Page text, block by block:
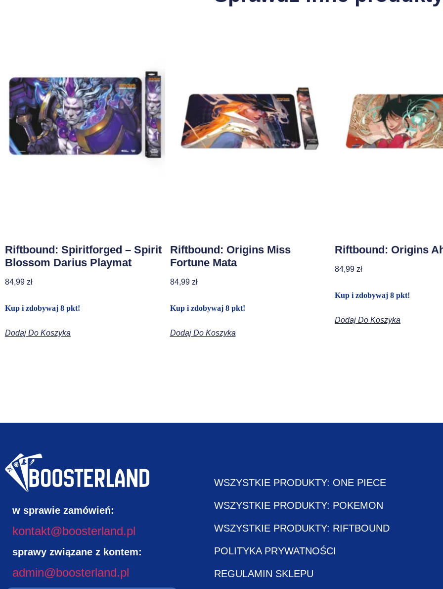
Riftbound: Spiritforged – Spirit
Blossom Darius Playmat
84,99 zł
Kup i zdobywaj 8 pkt!
Dodaj Do Koszyka
Riftbound: Origins Miss
Fortune Mata
84,99 zł
Kup i zdobywaj 8 pkt!
Dodaj Do Koszyka
Riftbound: Origins
84,99 zł
Kup i zdobywaj 8 pkt!
Dodaj Do Koszyka
w sprawie zamówień:
kontakt@boosterland.pl
sprawy związane z kontem:
admin@boosterland.pl
WSZYSTKIE PRODUKTY: ONE PIECE
WSZYSTKIE PRODUKTY: POKEMON
WSZYSTKIE PRODUKTY: RIFTBOUND
POLITYKA PRYWATNOŚCI
REGULAMIN SKLEPU